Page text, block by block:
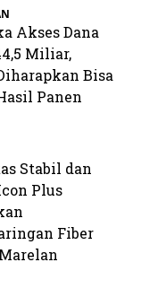
Akses Dana
Miliar,
Bisa
Panen
Stabil dan
Plus
Fiber